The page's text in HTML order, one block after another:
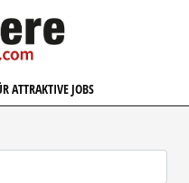
ATTRAKTIVE JOBS